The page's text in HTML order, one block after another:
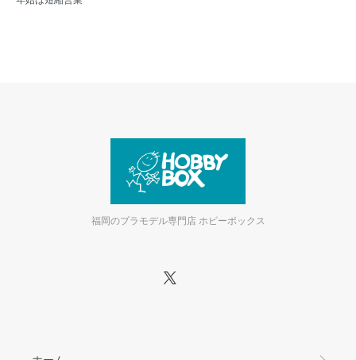
福岡のプラモデル専門店 ホビーボックス